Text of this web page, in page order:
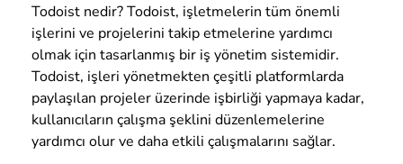
Todoist nedir? Todoist, işletmelerin tüm önemli
işlerini ve projelerini takip etmelerine yardımcı
olmak için tasarlanmış bir iş yönetim sistemidir.
Todoist, işleri yönetmekten çeşitli platformlarda
paylaşılan projeler üzerinde işbirliği yapmaya kadar,
kullanıcıların çalışma şeklini düzenlemelerine
yardımcı olur ve daha etkili çalışmalarını sağlar.